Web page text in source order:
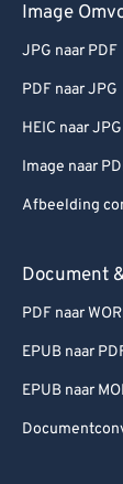
Image
JPG naar PDF
PDF naar JPG
HEIC naar JPG
Image naar
Afbeelding
Document
PDF naar
EPUB naar
EPUB naar